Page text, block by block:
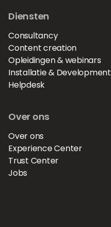
Diensten
Consultancy
Content creation
Opleidingen & webinars
Installatie & Development
Helpdesk
Over ons
Over ons
Experience Center
Trust Center
Jobs